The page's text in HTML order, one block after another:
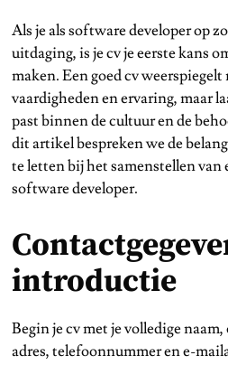
Als je als software developer op
uitdaging, is je cv je eerste kans
maken. Een goed cv weerspiegelt
vaardigheden en ervaring, maar
past binnen de cultuur en de
dit artikel bespreken we de
te letten bij het samenstellen van
software developer.
introductie
Begin je cv met je volledige
adres, telefoonnummer en e-